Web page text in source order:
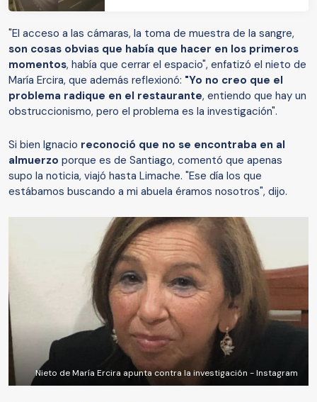
"El acceso a las cámaras, la toma de muestra de la sangre,
son cosas obvias que había que hacer en los primeros
momentos, había que cerrar el espacio", enfatizó el nieto de
María Ercira, que además reflexionó: "Yo no creo que el
problema radique en el restaurante, entiendo que hay un
obstruccionismo, pero el problema es la investigación".
Si bien Ignacio reconoció que no se encontraba en al
almuerzo porque es de Santiago, comentó que apenas
supo la noticia, viajó hasta Limache. "Ese día los que
estábamos buscando a mi abuela éramos nosotros", dijo.
Nieto de María Ercira apunta contra la investigación - Instagram